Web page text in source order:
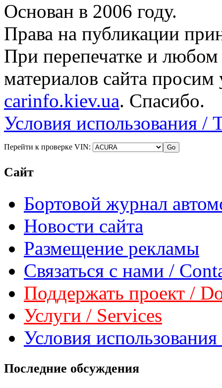
Основан в 2006 году.
Права на публикации
При перепечатке и
материалов сайта просим
carinfo.kiev.ua. Спасибо.
Условия использования /
Перейти к проверке VIN:
Сайт
Бортовой журнал
Новости сайта
Размещение рекламы
Связаться с нами /
Поддержать проект /
Услуги / Services
Условия
Последние обсуждения